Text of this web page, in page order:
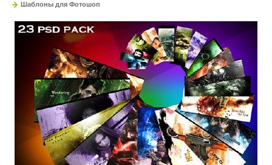
Шаблоны для Фотошоп